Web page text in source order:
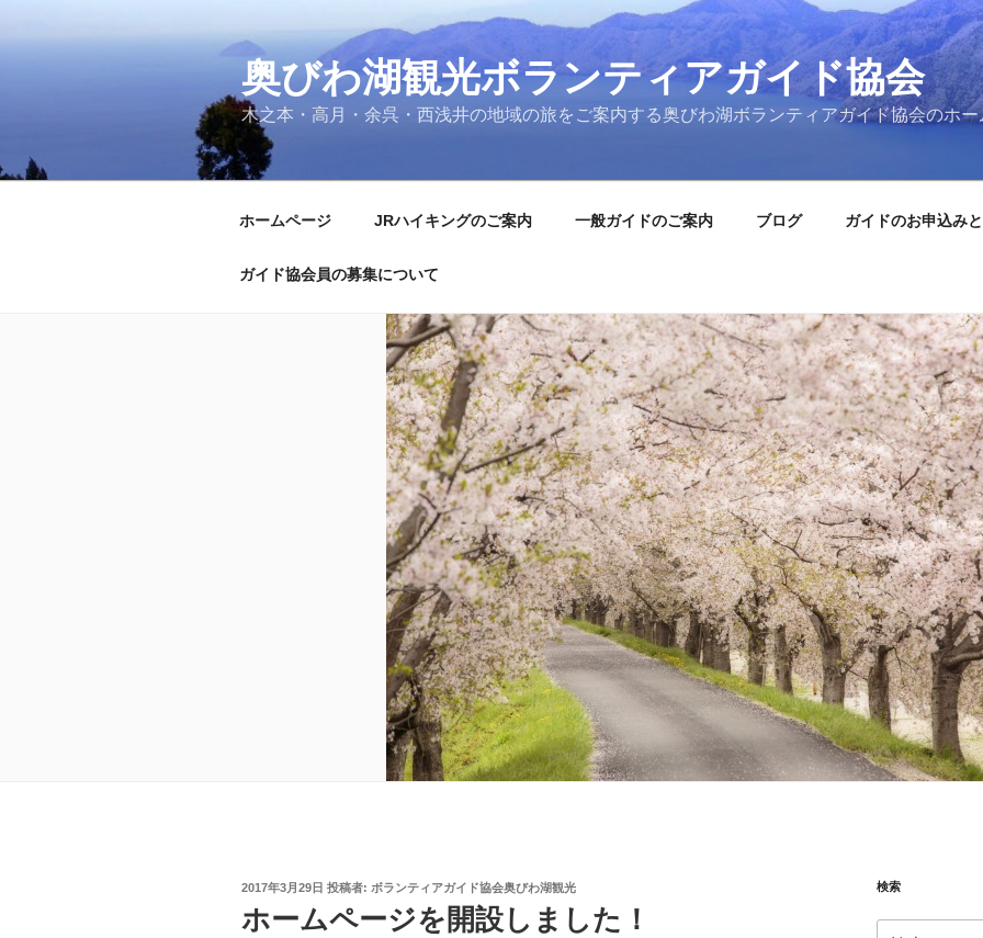
ス
奥びわ湖観光ボランティアガイド協会
木之本・高月・余呉・西浅井の地域の旅をご案内する奥びわ湖ボランティアガイド協会のホ
ホームページ JRハイキングのご案内 一般ガイドのご案内 ブログ ガイドのお申込み
ガイド協会員の募集について
投
日:
2017年3月29日 投稿者: ボランティアガイド協会奥びわ湖観光
ホームページを開設しました！
検索